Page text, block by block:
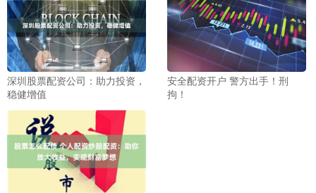
深圳股票配资公司：助力投资，
稳健增值
安全配资开户 警方出手！刑
拘！